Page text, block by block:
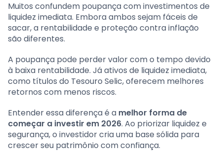
Muitos confundem poupança com investimentos de
liquidez imediata. Embora ambos sejam fáceis de
sacar, a rentabilidade e proteção contra inflação
são diferentes.
A poupança pode perder valor com o tempo devido
à baixa rentabilidade. Já ativos de liquidez imediata,
como títulos do Tesouro Selic, oferecem melhores
retornos com menos riscos.
Entender essa diferença é a melhor forma de
começar a investir em 2026. Ao priorizar liquidez e
segurança, o investidor cria uma base sólida para
crescer seu patrimônio com confiança.